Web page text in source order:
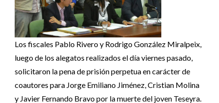
Los fiscales Pablo Rivero y Rodrigo González Miralpeix,
luego de los alegatos realizados el día viernes pasado,
solicitaron la pena de prisión perpetua en carácter de
coautores para Jorge Emiliano Jiménez, Cristian Molina
y Javier Fernando Bravo por la muerte del joven Teseyra.